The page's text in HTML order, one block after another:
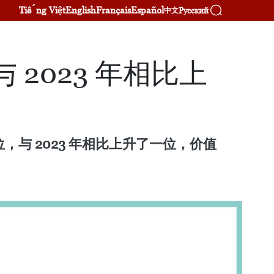
Tiếng ViệtEnglishFrançaisEspañol中文Русский
2023 年相比上
与 2023 年相比上升了一位，价值